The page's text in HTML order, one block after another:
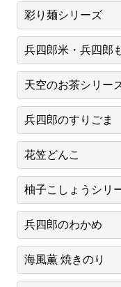
彩り麺シリーズ
兵四郎米・兵四郎
天空のお茶シリー
兵四郎のすりごま
花笠どんこ
柚子こしょうシリ
兵四郎のわかめ
海風薫 焼きのり